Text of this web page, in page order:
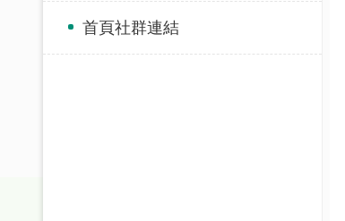
首頁社群連結